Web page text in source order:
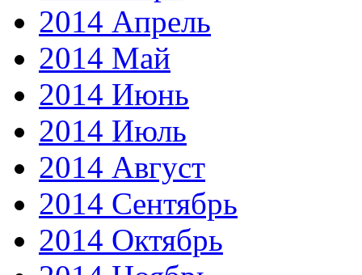
2014 Апрель
2014 Май
2014 Июнь
2014 Июль
2014 Август
2014 Сентябрь
2014 Октябрь